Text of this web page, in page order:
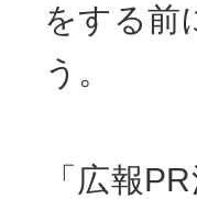
をする前
う。
「広報